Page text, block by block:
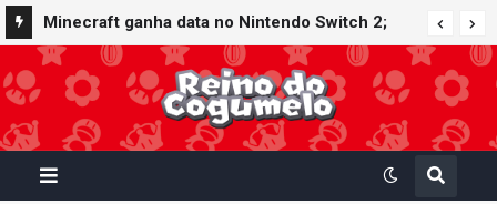
Minecraft ganha data no Nintendo Switch 2;
Super Mario Mash-Up receberá atualização
gráfica exclusiva